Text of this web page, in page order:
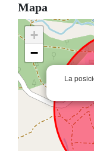
Mapa
La
+
−